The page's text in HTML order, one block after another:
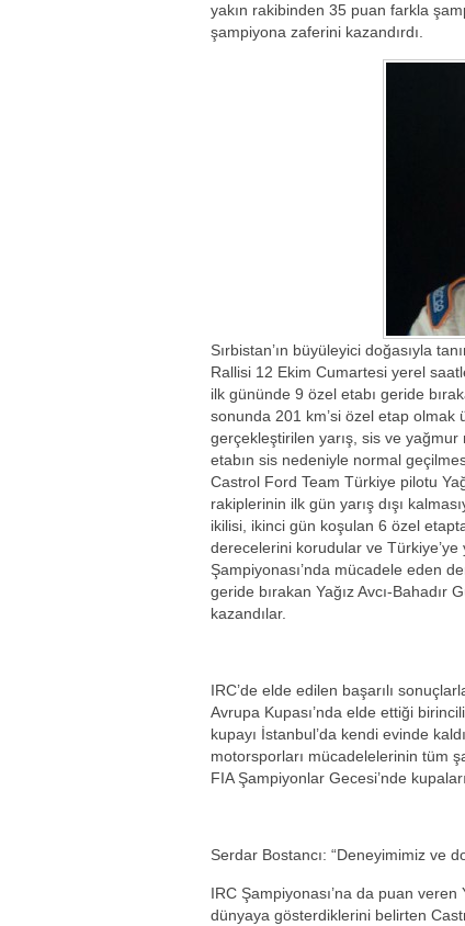
yakın rakibinden 35 puan farkla
şampiyona zaferini kazandırdı.
Sırbistan’ın büyüleyici doğasıyla
Rallisi 12 Ekim Cumartesi yerel
ilk gününde 9 özel etabı geride
sonunda 201 km’si özel etap olmak
gerçekleştirilen yarış, sis ve
etabın sis nedeniyle normal
Castrol Ford Team Türkiye pilotu
rakiplerinin ilk gün yarış dışı
ikilisi, ikinci gün koşulan 6 özel
derecelerini korudular ve Türkiye’ye
Şampiyonası’nda mücadele eden
geride bırakan Yağız Avcı-Bahadır
kazandılar.
IRC’de elde edilen başarılı
Avrupa Kupası’nda elde ettiği
kupayı İstanbul’da kendi evinde
motorsporları mücadelelerinin tüm
FIA Şampiyonlar Gecesi’nde
Serdar Bostancı: “Deneyimimiz ve
IRC Şampiyonası’na da puan
dünyaya gösterdiklerini belirten